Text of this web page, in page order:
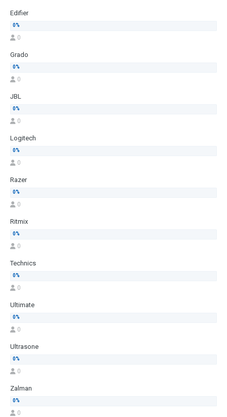
Edifier
0
Grado
0
JBL
0
Logitech
0
Razer
0
Ritmix
0
Technics
0
Ultimate
0
Ultrasone
0
Zalman
0